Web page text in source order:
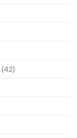
(42)